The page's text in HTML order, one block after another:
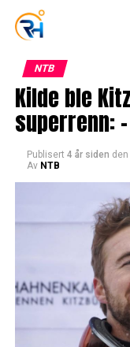
NTB
Kilde ble
superrenn:
Publisert 4 år siden den
Av NTB